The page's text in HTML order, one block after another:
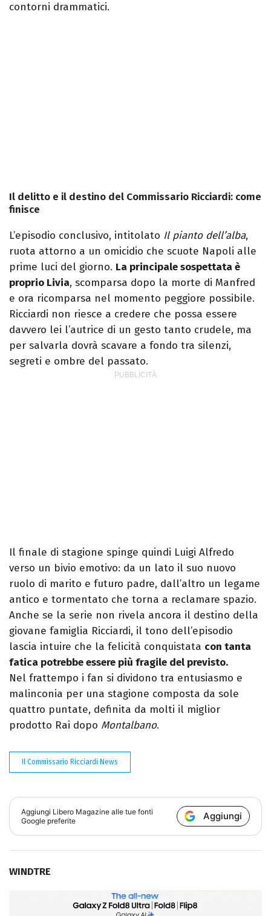
contorni drammatici.
Il delitto e il destino del Commissario Ricciardi: come
finisce
L’episodio conclusivo, intitolato Il pianto dell’alba,
ruota attorno a un omicidio che scuote Napoli alle
prime luci del giorno. La principale sospettata è
proprio Livia, scomparsa dopo la morte di Manfred
e ora ricomparsa nel momento peggiore possibile.
Ricciardi non riesce a credere che possa essere
davvero lei l’autrice di un gesto tanto crudele, ma
per salvarla dovrà scavare a fondo tra silenzi,
segreti e ombre del passato.
Il finale di stagione spinge quindi Luigi Alfredo
verso un bivio emotivo: da un lato il suo nuovo
ruolo di marito e futuro padre, dall’altro un legame
antico e tormentato che torna a reclamare spazio.
Anche se la serie non rivela ancora il destino della
giovane famiglia Ricciardi, il tono dell’episodio
lascia intuire che la felicità conquistata con tanta
fatica potrebbe essere più fragile del previsto.
Nel frattempo i fan si dividono tra entusiasmo e
malinconia per una stagione composta da sole
quattro puntate, definita da molti il miglior
prodotto Rai dopo Montalbano.
Il Commissario Ricciardi News
Aggiungi Libero Magazine alle tue fonti
Google preferite
Aggiungi
WINDTRE